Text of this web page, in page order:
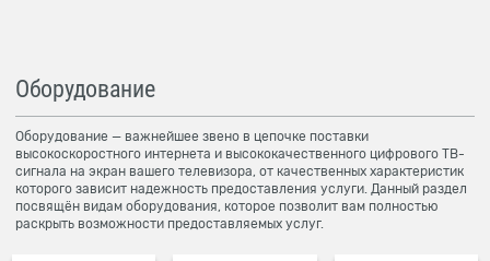
Оборудование
Оборудование — важнейшее звено в цепочке поставки
высокоскоростного интернета и высококачественного цифрового ТВ-
сигнала на экран вашего телевизора, от качественных характеристик
которого зависит надежность предоставления услуги. Данный раздел
посвящён видам оборудования, которое позволит вам полностью
раскрыть возможности предоставляемых услуг.